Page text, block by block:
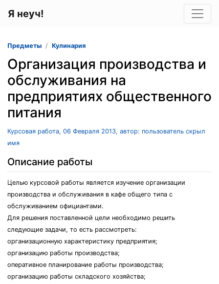
Я неуч!
Предметы Кулинария
Организация производства и
обслуживания на
предприятиях общественного
питания
Курсовая работа, 06 Февраля 2013, автор: пользователь скрыл
имя
Описание работы
Целью курсовой работы является изучение организации
производства и обслуживания в кафе общего типа с
обслуживанием официантами.
Для решения поставленной цели необходимо решить
следующие задачи, то есть рассмотреть:
организационную характеристику предприятия;
организацию работы производства;
оперативное планирование работы производства;
организацию работы складского хозяйства;